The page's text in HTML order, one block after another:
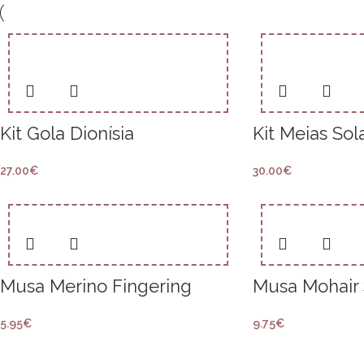
Kit Gola Dionísia
27.00€
Kit Meias
30.00€
Musa Merino Fingering
5.95€
Musa Mohair
9.75€